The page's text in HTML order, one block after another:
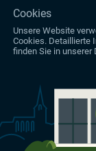
Cookies
Unsere Website
Cookies. Detaillierte
finden Sie in unserer